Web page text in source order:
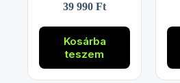
39 990Ft
Kosárba
teszem